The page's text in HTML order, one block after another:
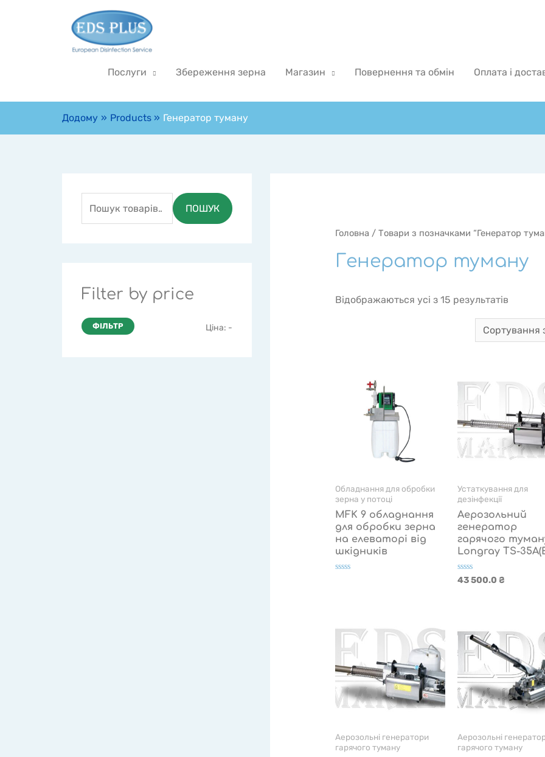
Послуги Збереження зерна Магазин Повернення та обмін Оплата і
Додому Products Генератор туману
ПОШУК
Filter by price
ФІЛЬТР Ціна: -
Головна / Товари з позначками “Генератор
Генератор туману
Відображаються усі з 15 результатів
Обладнання для обробки
зерна у потоці
MFK 9 обладнання
для обробки зерна
на елеваторі від
шкідників
Устаткування для
дезінфекції
Аерозольний
генератор
гарячого
Longray TS-
Оцінено
43 500.0 ₴
Аерозольні генератори
гарячого туману
Аерозольні
гарячого туману